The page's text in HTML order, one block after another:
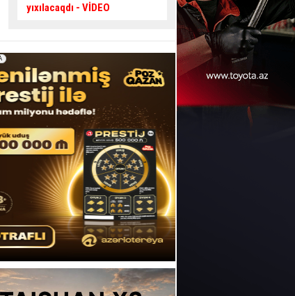
şəraiti yaratdı-